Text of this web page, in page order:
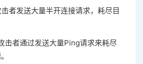
者发送大量半开连接请求，耗尽目
击者通过发送大量Ping请求来耗尽